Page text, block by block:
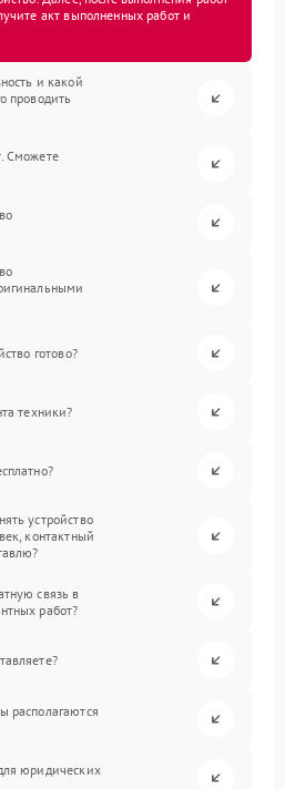
акт выполненных работ и
и какой
проводить
Сможете
готово?
техники?
устройство
контактный
связь в
работ?
располагаются
юридических